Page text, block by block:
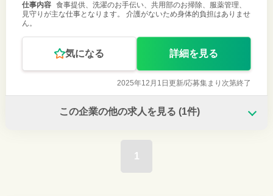
仕事内容 食事提供、洗濯のお手伝い、共用部のお掃除、服薬管理、
見守りが主な仕事となります。 介護がないため身体的負担はありませ
ん。
気になる 詳細を見る
2025年12月1日更新/応募集まり次第終了
この企業の他の求人を見る (1件)
1